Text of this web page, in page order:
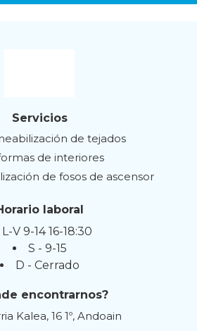
Servicios
de tejados
de interiores
de fosos de ascensor
laboral
L-V 9-14 16-18:30
S - 9-15
D - Cerrado
encontrarnos?
Kalea, 16 1º, Andoain